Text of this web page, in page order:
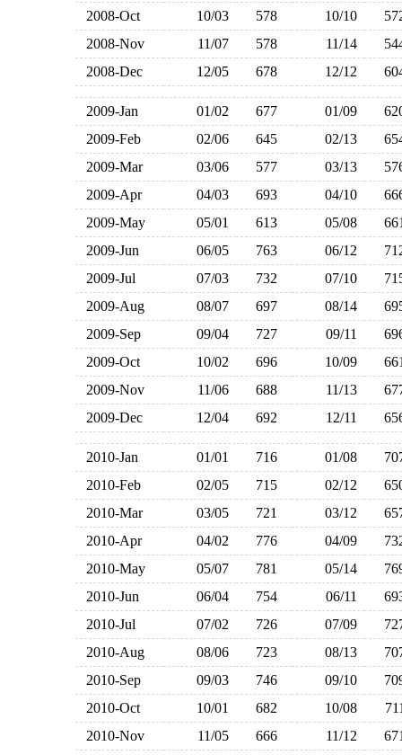
2008-Oct
10/03 578 10/10
2008-Nov
11/07 578 11/14
2008-Dec
12/05 678 12/12
2009-Jan 01/02 677 01/09
2009-Feb
02/06 645 02/13
2009-Mar
03/06 577 03/13
2009-Apr
04/03 693 04/10
2009-May
05/01 613 05/08
2009-Jun
06/05 763 06/12
2009-Jul
07/03 732 07/10
2009-Aug
08/07 697 08/14
2009-Sep
09/04 727 09/11
2009-Oct
10/02 696 10/09
2009-Nov
11/06 688 11/13
2009-Dec
12/04 692 12/11
2010-Jan 01/01 716 01/08
2010-Feb
02/05 715 02/12
2010-Mar
03/05 721 03/12
2010-Apr
04/02 776 04/09
2010-May
05/07 781 05/14
2010-Jun
06/04 754 06/11
2010-Jul
07/02 726 07/09
2010-Aug
08/06 723 08/13
2010-Sep
09/03 746 09/10
2010-Oct
10/01 682 10/08
2010-Nov
11/05 666 11/12